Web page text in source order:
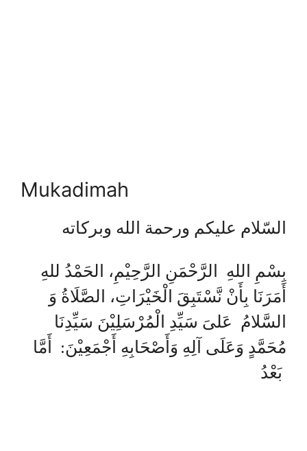
Mukadimah
السّلام عليكم ورحمة الله وبركاته
بِسْمِ اللهِ الرَّحْمَنِ الرَّحِيْمِ، الحَمْدُ للهِ
أَمَرَنَا بِأَنْ نَّسْتَبِقَ الْخَيْرَاتِ، الصَّلَاةُ وَ
السَّلامُ عَلىَ سَيِّدِ الْمُرْسَلِيْنَ سَيِّدِنَا
مُحَمَّدٍ وَعَلَى آلِهِ وَأَصْحَابِهِ أَجْمَعِيْنَ: أَمَّا